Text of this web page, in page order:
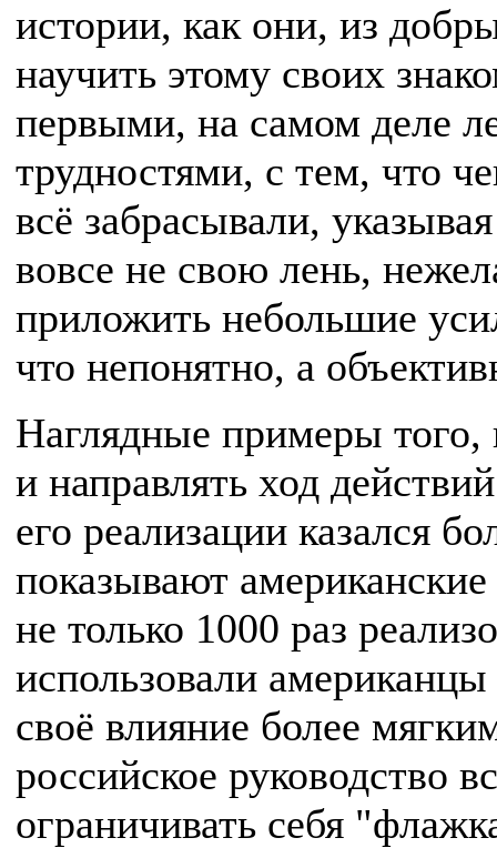
истории, как они, из
научить этому своих
первыми, на самом деле
трудностями, с тем, что
всё забрасывали,
вовсе не свою лень,
приложить небольшие
что непонятно, а
Наглядные примеры того,
и направлять ход
его реализации казался
показывают
не только 1000 раз
использовали
своё влияние более
российское руководство
ограничивать себя